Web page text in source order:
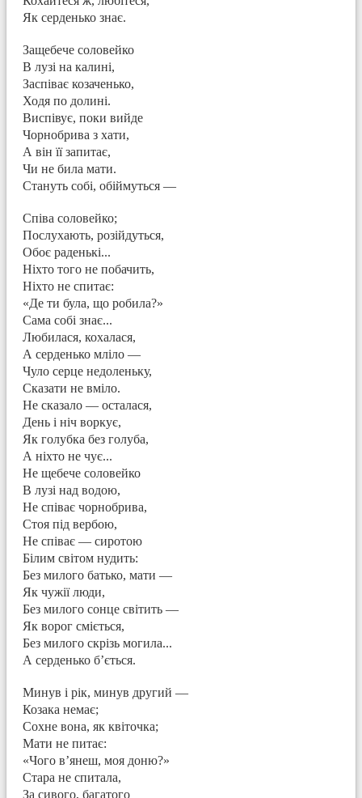
Як серденько знає.
Защебече соловейко
В лузі на калині,
Заспіває козаченько,
Ходя по долині.
Виспівує, поки вийде
Чорнобрива з хати,
А він її запитає,
Чи не била мати.
Стануть собі, обіймуться —
Співа соловейко;
Послухають, розійдуться,
Обоє раденькі...
Ніхто того не побачить,
Ніхто не спитає:
«Де ти була, що робила?»
Сама собі знає...
Любилася, кохалася,
А серденько мліло —
Чуло серце недоленьку,
Сказати не вміло.
Не сказало — осталася,
День і ніч воркує,
Як голубка без голуба,
А ніхто не чує...
Не щебече соловейко
В лузі над водою,
Не співає чорнобрива,
Стоя під вербою,
Не співає — сиротою
Білим світом нудить:
Без милого батько, мати —
Як чужії люди,
Без милого сонце світить —
Як ворог сміється,
Без милого скрізь могила...
А серденько б’ється.
Минув і рік, минув другий —
Козака немає;
Сохне вона, як квіточка;
Мати не питає:
«Чого в’янеш, моя доню?»
Стара не спитала,
За сивого, багатого